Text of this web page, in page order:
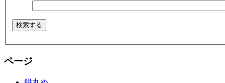
ページ